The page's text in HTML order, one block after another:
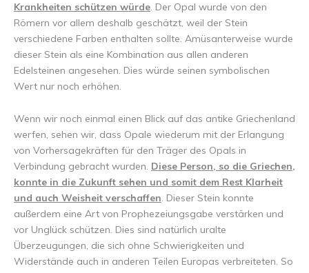
Krankheiten schützen würde. Der Opal wurde von den
Römern vor allem deshalb geschätzt, weil der Stein
verschiedene Farben enthalten sollte. Amüsanterweise wurde
dieser Stein als eine Kombination aus allen anderen
Edelsteinen angesehen. Dies würde seinen symbolischen
Wert nur noch erhöhen.
Wenn wir noch einmal einen Blick auf das antike Griechenland
werfen, sehen wir, dass Opale wiederum mit der Erlangung
von Vorhersagekräften für den Träger des Opals in
Verbindung gebracht wurden. Diese Person, so die Griechen,
konnte in die Zukunft sehen und somit dem Rest Klarheit
und auch Weisheit verschaffen. Dieser Stein konnte
außerdem eine Art von Prophezeiungsgabe verstärken und
vor Unglück schützen. Dies sind natürlich uralte
Überzeugungen, die sich ohne Schwierigkeiten und
Widerstände auch in anderen Teilen Europas verbreiteten. So